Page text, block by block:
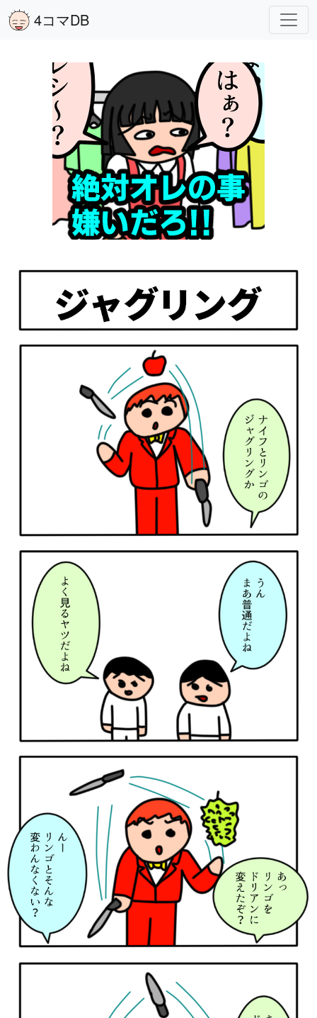
4コマDB